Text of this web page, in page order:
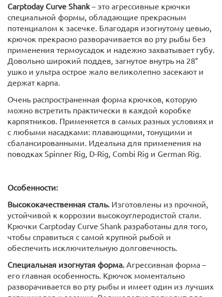
Carptoday Curve Shank– это агрессивные крючки
специальной формы, обладающие прекрасным
потенциалом к засечке. Благодаря изогнутому цевью,
крючок прекрасно разворачивается во рту рыбы без
применения термоусадок и надежно захватывает губу.
Довольно широкий поддев, загнутое внутрь на 28°
ушко и ультра острое жало великолепно засекают и
держат карпа.
Очень распространенная форма крючков, которую
можно встретить практически в каждой коробке
карпятников. Применяется в самых разных условиях и
с любыми насадками: плавающими, тонущими и
сбалансированными. Идеальна для применения на
поводках Spinner Rig, D-Rig, Combi Rig и German Rig.
Особенности:
Высококачественная сталь. Изготовлены из прочной,
устойчивой к коррозии высокоуглеродистой стали.
Крючки Carptoday Curve Shank разработаны для того,
чтобы справиться с самой крупной рыбой и
обеспечить исключительную долговечность.
Специальная изогнутая форма. Агрессивная форма –
его главная особенность. Крючок моментально
разворачивается во рту рыбы и имеет один из лучших